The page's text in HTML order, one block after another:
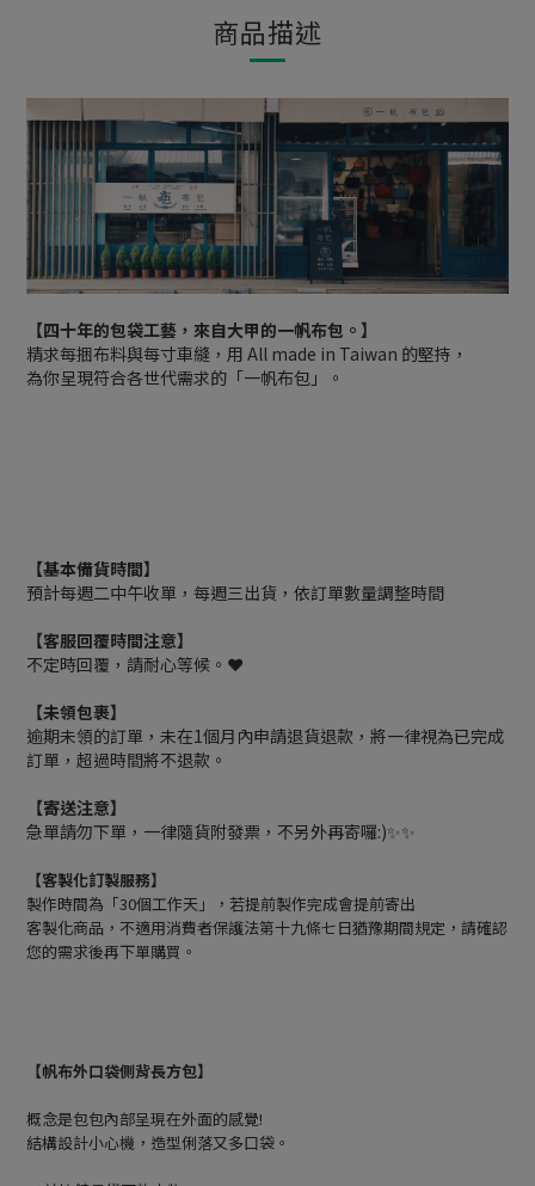
商品描述
【四十年的包袋工藝，來自大甲的一帆布包。】
精求每捆布料與每寸車縫，用 All made in Taiwan 的堅持，
為你呈現符合各世代需求的「一帆布包」。
【基本備貨時間】
預計每週二中午收單，每週三出貨，依訂單數量調整時間
【客服回覆時間注意】
不定時回覆，請耐心等候。❤️
【未領包裹】
逾期未領的訂單，未在1個月內申請退貨退款，將一律視為已完成
訂單，超過時間將不退款。
【寄送注意】
急單請勿下單，一律隨貨附發票，不另外再寄囉:)✨✨
【客製化訂製服務】
製作時間為「30個工作天」，若提前製作完成會提前寄出
客製化商品，不適用消費者保護法第十九條七日猶豫期間規定，請確認
您的需求後再下單購買。
【帆布外口袋側背長方包】
概念是包包內部呈現在外面的感覺!
結構設計小心機，造型俐落又多口袋。